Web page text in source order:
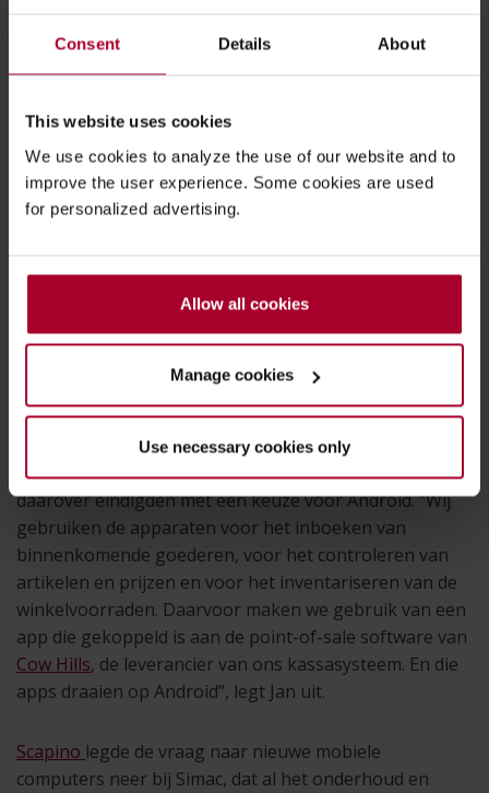
Consent Details About
This website uses cookies
We use cookies to analyze the use of our website and to
improve the user experience. Some cookies are used
for personalized advertising.
Allow all cookies
Manage cookies
Use necessary cookies only
Overstap naar android
De reden voor aanschaf van de mobiele computers was
simpel: de vorige apparaten waren verouderd en aan
het eind van hun levensduur. Vervanging betekende
niet alleen een overstap op een ander apparaat, maar
ook op een ander besturingssysteem. De gesprekken
daarover eindigden met een keuze voor Android. “Wij
gebruiken de apparaten voor het inboeken van
binnenkomende goederen, voor het controleren van
artikelen en prijzen en voor het inventariseren van de
winkelvoorraden. Daarvoor maken we gebruik van een
app die gekoppeld is aan de point-of-sale software van
Cow Hills, de leverancier van ons kassasysteem. En die
apps draaien op Android”, legt Jan uit.
Scapino legde de vraag naar nieuwe mobiele
computers neer bij Simac, dat al het onderhoud en